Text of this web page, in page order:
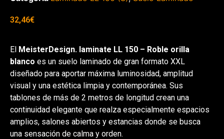
32,46€
El MeisterDesign. laminate LL 150 – Roble orilla
blanco es un suelo laminado de gran formato XXL
diseñado para aportar máxima luminosidad, amplitud
visual y una estética limpia y contemporánea. Sus
tablones de más de 2 metros de longitud crean una
continuidad elegante que realza especialmente espacios
amplios, salones abiertos y estancias donde se busca
una sensación de calma y orden.